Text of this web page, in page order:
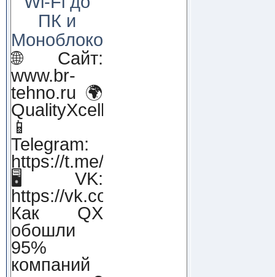
ПК и
Моноблоков!
🌐 Сайт:
www.br-
tehno.ru 🌍
QualityXcellence.ru
📱
Telegram:
https://t.me/qx_lab_IT
🖥 VK:
https://vk.com/qualityxcellenc
Как QX
обошли
95%
компаний